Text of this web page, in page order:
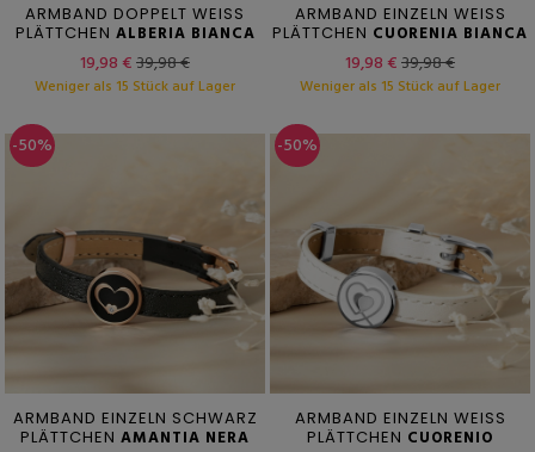
ARMBAND DOPPELT WEISS
PLÄTTCHEN ALBERIA BIANCA
19,98 €39,98 €
Weniger als 15 Stück auf Lager
ARMBAND EINZELN WEISS
PLÄTTCHEN CUORENIA BIANCA
19,98 €39,98 €
Weniger als 15 Stück auf Lager
-50%
ARMBAND EINZELN SCHWARZ
PLÄTTCHEN AMANTIA NERA
-50%
ARMBAND EINZELN WEISS
PLÄTTCHEN CUORENIO